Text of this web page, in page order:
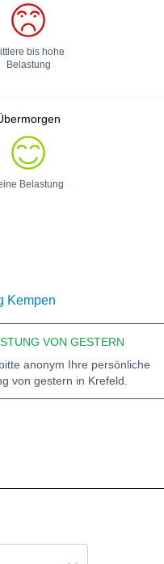
bis hohe
Belastung
Belastung
Kempen
VON GESTERN
anonym Ihre persönliche
von gestern in Krefeld